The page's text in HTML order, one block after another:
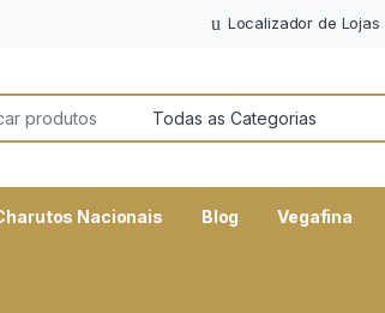
Localizador de Lojas
Nacionais Blog Vegafina